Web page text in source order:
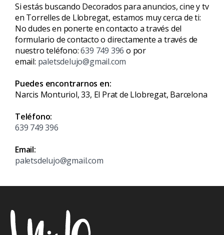
Si estás buscando Decorados para anuncios, cine y tv
en Torrelles de Llobregat, estamos muy cerca de ti:
No dudes en ponerte en contacto a través del
formulario de contacto o directamente a través de
nuestro teléfono:639 749 396 o por
email: paletsdelujo@gmail.com
Puedes encontrarnos en:
Narcis Monturiol, 33, El Prat de Llobregat, Barcelona
Teléfono:
639 749 396
Email:
paletsdelujo@gmail.com